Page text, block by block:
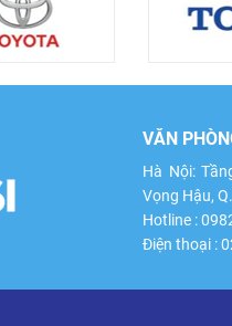
VĂN
Hà Nội:
Vọng Hậu,
Hotline :
Điện thoại :